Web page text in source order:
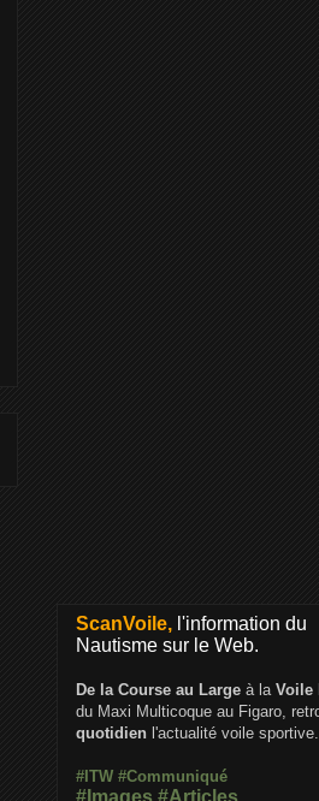
ScanVoile, l'information du
Nautisme sur le Web.
De la Course au Large à la Voile
du Maxi Multicoque au Figaro,
quotidien l'actualité voile sportive.
#ITW #Communiqué
#Images #Articles